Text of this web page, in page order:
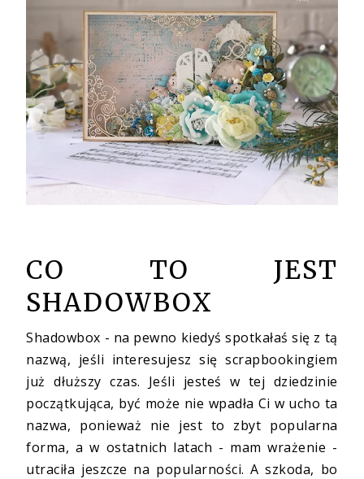
CO TO JEST
SHADOWBOX
Shadowbox - na pewno kiedyś spotkałaś się z tą
nazwą, jeśli interesujesz się scrapbookingiem
już dłuższy czas. Jeśli jesteś w tej dziedzinie
początkująca, być może nie wpadła Ci w ucho ta
nazwa, ponieważ nie jest to zbyt popularna
forma, a w ostatnich latach - mam wrażenie -
utraciła jeszcze na popularności. A szkoda, bo